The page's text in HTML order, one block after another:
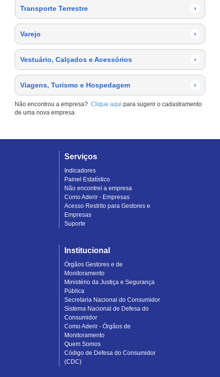
Transporte Terrestre ›
Varejo ›
Vestuário, Calçados e Acessórios ›
Viagens, Turismo e Hospedagem ›
Não encontrou a empresa? Clique aqui para sugerir o cadastramento
de uma nova empresa
Serviços
Indicadores
Painel Estatístico
Não encontrei a empresa
Como Aderir - Empresas
Acesso Restrito para Gestores e
Empresas
Suporte
Institucional
Órgãos Gestores e de
Monitoramento
Ministério da Justiça e Segurança
Pública
Secretaria Nacional do Consumidor
Sistema Nacional de Defesa do
Consumidor
Como Aderir - Órgãos de
Monitoramento
Quem Somos
Código de Defesa do Consumidor
(CDC)